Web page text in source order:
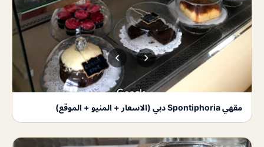
مقهي Spontiphoria دبي (الاسعار + المنيو + الموقع)